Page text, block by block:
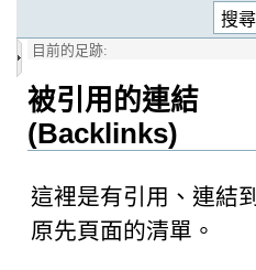
目前的足跡:
被引用的連結
(Backlinks)
這裡是有引用、連結到
原先頁面的清單。